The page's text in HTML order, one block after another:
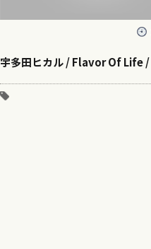
宇多田ヒカル / Flavor Of Life /